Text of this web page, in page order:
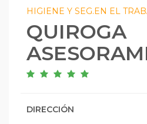
HIGIENE Y SEG.EN EL
QUIROGA
DIRECCIÓN